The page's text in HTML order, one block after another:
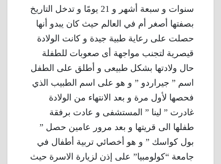
سنوات و سبعة أشهر و 21 يومًا و تدخل التاريخ
بصفتها أصغر أم في العالم حيث كان يبدو أنها
حصلت على رعاية طبية جيدة و كانت الولادة
قيصرية لتجنب مواجهة أى صعوبات للطفلة
حال ولادتها بشكل طبيعى و أطلق على الطفل
اسم ” جيراردو ” و هو على اسم الطبيب الذي
فحصها لأول مرة و بعد الانتهاء من الولادة
غادرت ” لينا ” المستشفى و عادت برفقة
طفلها الى قريتها و بعد مرور عامين حصل ”
بول كواسك ” و هو أخصائي تربية أطفال في
جامعة “كولومبيا” على إذن لزيارة الاسرة حيث